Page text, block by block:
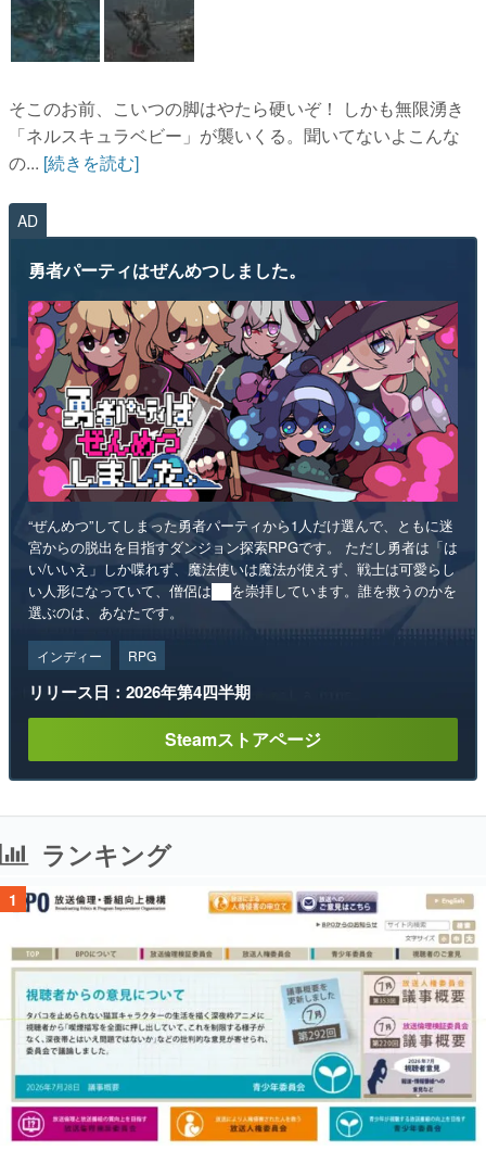
そこのお前、こいつの脚はやたら硬いぞ！ しかも無限湧き
「ネルスキュラベビー」が襲いくる。聞いてないよこんな
の... [続きを読む]
AD
勇者パーティはぜんめつしました。
“ぜんめつ”してしまった勇者パーティから1人だけ選んで、ともに迷
宮からの脱出を目指すダンジョン探索RPGです。 ただし勇者は「は
い/いいえ」しか喋れず、魔法使いは魔法が使えず、戦士は可愛らし
い人形になっていて、僧侶は██を崇拝しています。誰を救うのかを
選ぶのは、あなたです。
インディー RPG
リリース日：2026年第4四半期
Steamストアページ
ランキング
1